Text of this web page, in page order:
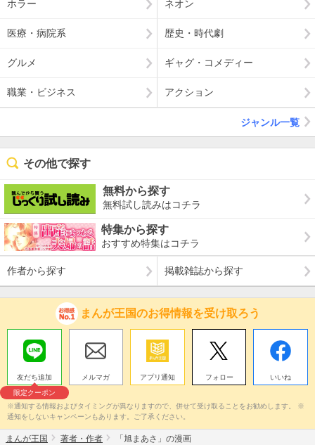
ホラー ネオン
医療・病院系 歴史・時代劇
グルメ ギャグ・コメディー
職業・ビジネス アクション
ジャンル一覧
その他で探す
無料から探す
無料試し読みはコチラ
特集から探す
おすすめ特集はコチラ
作者から探す 掲載雑誌から探す
まんが王国のお得情報を受け取ろう
友だち追加
限定クーポン
メルマガ アプリ通知 フォロー いいね
※通知する情報およびタイミングが異なりますので、併せて受け取ることをお勧めします。 ※
通知をしないキャンペーンもあります。ご了承ください。
まんが王国 著者・作者 「旭まあさ」の漫画